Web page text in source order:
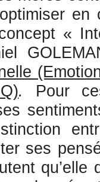
en
«
. Pour
ses
qu’elle